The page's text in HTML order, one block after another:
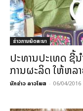
ຂ່າວການພັດທະນາ
ປະທານປະເທດ ຊີ້
ການຜະລິດ ໃຫ້ຫລ
ນັກຂ່າວ ລາວໂພສ - 06/04/2016